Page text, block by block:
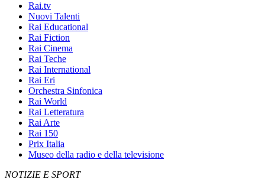
Rai.tv
Nuovi Talenti
Rai Educational
Rai Fiction
Rai Cinema
Rai Teche
Rai International
Rai Eri
Orchestra Sinfonica
Rai World
Rai Letteratura
Rai Arte
Rai 150
Prix Italia
Museo della radio e della televisione
NOTIZIE E SPORT